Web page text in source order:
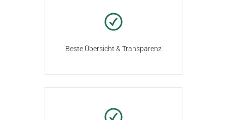
Beste Übersicht & Transparenz